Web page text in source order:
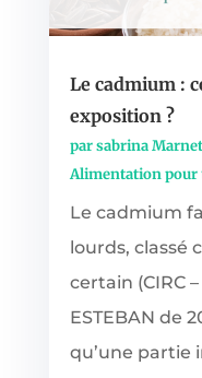
Le cadmium :
exposition ?
parsabrina
Alimentation pour
Le cadmium
lourds, classé
certain (CIRC
ESTEBAN de
qu’une partie